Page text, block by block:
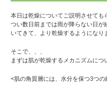
本日は乾燥についてご説明させても
つい数日前までは雨が降らない日
いてきて、より乾燥するようになり
そこで、、、
まずは肌が乾燥するメカニズムにつ
<肌の角質層には、水分を保つ3つの